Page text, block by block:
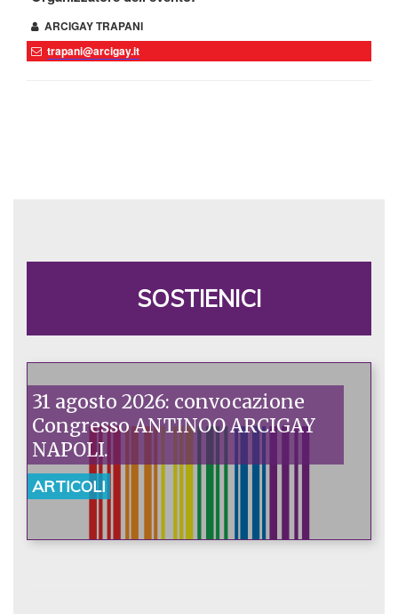
ARCIGAY TRAPANI
trapani@arcigay.it
SOSTIENICI
31 agosto 2026: convocazione
Congresso ANTINOO ARCIGAY
NAPOLI.
ARTICOLI